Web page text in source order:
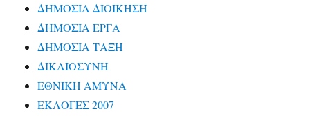
ΔΗΜΟΣΙΑ ΔΙΟΙΚΗΣΗ
ΔΗΜΟΣΙΑ ΕΡΓΑ
ΔΗΜΟΣΙΑ ΤΑΞΗ
ΔΙΚΑΙΟΣΥΝΗ
ΕΘΝΙΚΗ ΑΜΥΝΑ
ΕΚΛΟΓΕΣ 2007